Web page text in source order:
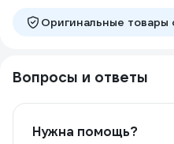
Оригинальные товары
Вопросы и ответы
Нужна помощь?